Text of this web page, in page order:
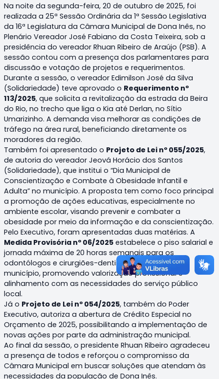
Na noite da segunda-feira, 20 de outubro de 2025, foi
realizada a 25ª Sessão Ordinária da 1ª Sessão Legislativa
da 16ª Legislatura da Câmara Municipal de Dona Inês, no
Plenário Vereador José Fabiano da Costa Teixeira, sob a
presidência do vereador Rhuan Ribeiro de Araújo (PSB). A
sessão contou com a presença dos parlamentares para
discussão e votação de projetos e requerimentos.
Durante a sessão, o vereador Edimilson José da Silva
(Solidariedade) teve aprovado o Requerimento nº
113/2025, que solicita a revitalização da estrada da Beira
do Rio, no trecho que liga o Kia até Derlan, no Sítio
Umarizinho. A demanda visa melhorar as condições de
tráfego na área rural, beneficiando diretamente os
moradores da região.
Também foi apresentado o Projeto de Lei nº 055/2025,
de autoria do vereador Jeová Horácio dos Santos
(Solidariedade), que institui o “Dia Municipal de
Conscientização e Combate à Obesidade Infantil e
Adulta” no município. A proposta tem como foco principal
a promoção de ações educativas, especialmente no
ambiente escolar, visando prevenir e combater a
obesidade por meio da informação e da conscientização.
Pelo Executivo, foram apresentadas duas matérias. A
Medida Provisória nº 06/2025 estabelece o piso salarial e
jornada máxima de 20 horas semanais para os
odontólogos e cirurgiões-dentistas que atuam no
município, promovendo valorização profissional e
alinhamento com as necessidades do serviço público
local.
Já o Projeto de Lei nº 054/2025, também do Poder
Executivo, autoriza a abertura de Crédito Especial no
Orçamento de 2025, possibilitando a implementação de
novas ações por parte da administração municipal.
Ao final da sessão, o presidente Rhuan Ribeiro agradeceu
a presença de todos e reforçou o compromisso da
Câmara Municipal em buscar soluções que atendam às
necessidades da população de Dona Inês.